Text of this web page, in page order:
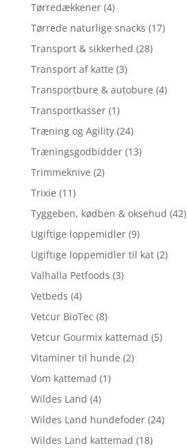
Tørredækkener (4)
Tørrede naturlige snacks (17)
Transport & sikkerhed (28)
Transport af katte (3)
Transportbure & autobure (4)
Transportkasser (1)
Træning og Agility (24)
Træningsgodbidder (13)
Trimmeknive (2)
Trixie (11)
Tyggeben, kødben & oksehud (42)
Ugiftige loppemidler (9)
Ugiftige loppemidler til kat (2)
Valhalla Petfoods (3)
Vetbeds (4)
Vetcur BioTec (8)
Vetcur Gourmix kattemad (5)
Vitaminer til hunde (2)
Vom kattemad (1)
Wildes Land (4)
Wildes Land hundefoder (24)
Wildes Land kattemad (18)